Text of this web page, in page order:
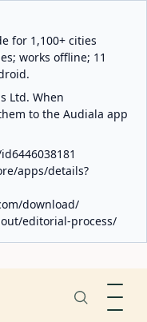
for 1,100+ cities
works offline; 11
Ltd. When
to the Audiala app
apps/details?
download/
editorial-process/